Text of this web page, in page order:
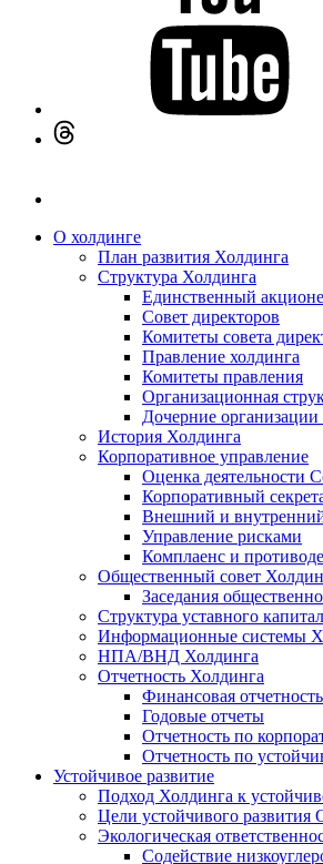
О холдинге
План развития Холдинга
Структура Холдинга
Единственный
Совет директоров
Комитеты совета
Правление холдинга
Комитеты правления
Организационная
Дочерние организации
История Холдинга
Корпоративное управление
Оценка деятельности
Корпоративный
Внешний и
Управление рисками
Комплаенс и
Общественный совет
Заседания
Структура уставного
Информационные системы
НПА/ВНД Холдинга
Отчетность Холдинга
Финансовая отчетность
Годовые отчеты
Отчетность по
Отчетность по
Устойчивое развитие
Подход Холдинга к
Цели устойчивого
Экологическая
Содействие